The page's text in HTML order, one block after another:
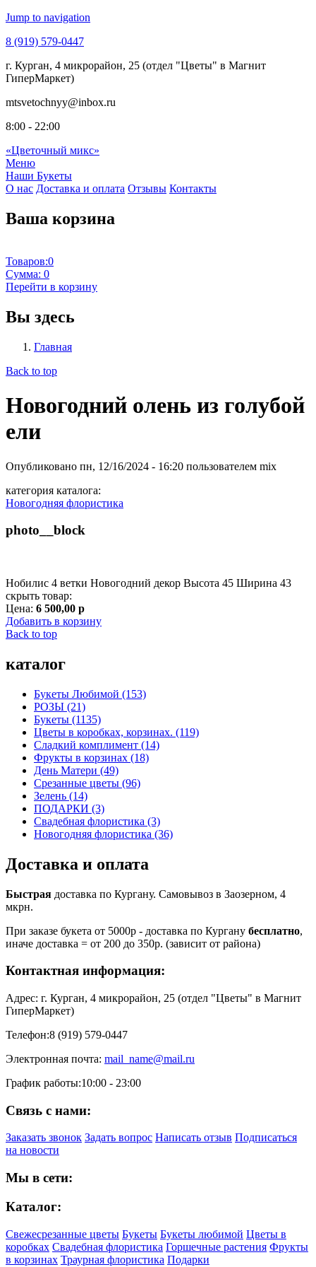
Jump to navigation
8 (919) 579-0447
г. Курган, 4 микрорайон, 25 (отдел "Цветы" в Магнит
ГиперМаркет)
mtsvetochnyy@inbox.ru
8:00 - 22:00
«Цветочный микс»
Меню
Наши Букеты
О нас Доставка и оплата Отзывы Контакты
Ваша корзина
Товаров:0
Сумма: 0
Перейти в корзину
Вы здесь
Главная
Back to top
Новогодний олень из голубой
ели
Опубликовано пн, 12/16/2024 - 16:20 пользователем mix
категория каталога:
Новогодняя флористика
photo__block
Нобилис 4 ветки Новогодний декор Высота 45 Ширина 43
скрыть товар:
Цена: 6 500,00 р
Добавить в корзину
Back to top
каталог
Букеты Любимой (153)
РОЗЫ (21)
Букеты (1135)
Цветы в коробках, корзинах. (119)
Сладкий комплимент (14)
Фрукты в корзинах (18)
День Матери (49)
Срезанные цветы (96)
Зелень (14)
ПОДАРКИ (3)
Свадебная флористика (3)
Новогодняя флористика (36)
Доставка и оплата
Быстрая доставка по Кургану. Самовывоз в Заозерном, 4
мкрн.
При заказе букета от 5000р - доставка по Кургану бесплатно,
иначе доставка = от 200 до 350р. (зависит от района)
Контактная информация:
Адрес: г. Курган, 4 микрорайон, 25 (отдел "Цветы" в Магнит
ГиперМаркет)
Телефон:8 (919) 579-0447
Электронная почта: mail_name@mail.ru
График работы:10:00 - 23:00
Связь с нами:
Заказать звонок Задать вопрос Написать отзыв Подписаться
на новости
Мы в сети:
Каталог:
Свежесрезанные цветы Букеты Букеты любимой Цветы в
коробках Свадебная флористика Горшечные растения Фрукты
в корзинах Траурная флористика Подарки